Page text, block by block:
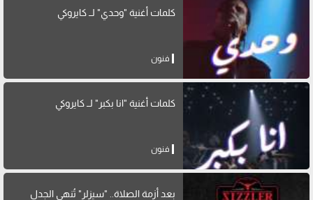
كلمات أغنية "وحدي" لــ كايروكي
فنون
كلمات أغنية "انا بكبر" لــ كايروكي
فنون
بعد أزمة الصلاة.. "سيزلر" تُنهي الجدل